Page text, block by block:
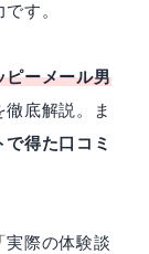
す。
ピーメール男
徹底解説。ま
得た口コミ
実際の体験談